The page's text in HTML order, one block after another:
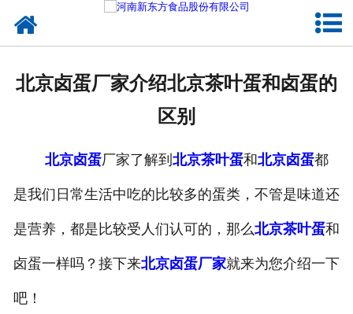
加入新东方
联系我们
北京卤蛋厂家介绍北京茶叶蛋和卤蛋的
区别
北京卤蛋厂家了解到 北京茶叶蛋和北京卤蛋都
是我们日常生活中吃的比较多的蛋类，不管是味道还
是营养，都是比较受人们认可的，那么北京茶叶蛋和
卤蛋一样吗？接下来北京卤蛋厂家就来为您介绍一下
吧！